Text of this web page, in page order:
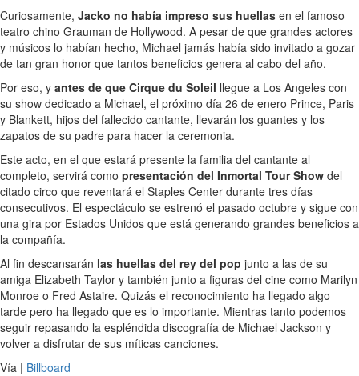
Curiosamente, Jacko no había impreso sus huellas en el famoso
teatro chino Grauman de Hollywood. A pesar de que grandes actores
y músicos lo habían hecho, Michael jamás había sido invitado a gozar
de tan gran honor que tantos beneficios genera al cabo del año.
Por eso, y antes de que Cirque du Soleil llegue a Los Angeles con
su show dedicado a Michael, el próximo día 26 de enero Prince, Paris
y Blankett, hijos del fallecido cantante, llevarán los guantes y los
zapatos de su padre para hacer la ceremonia.
Este acto, en el que estará presente la familia del cantante al
completo, servirá como presentación del Inmortal Tour Show del
citado circo que reventará el Staples Center durante tres días
consecutivos. El espectáculo se estrenó el pasado octubre y sigue con
una gira por Estados Unidos que está generando grandes beneficios a
la compañía.
Al fin descansarán las huellas del rey del pop junto a las de su
amiga Elizabeth Taylor y también junto a figuras del cine como Marilyn
Monroe o Fred Astaire. Quizás el reconocimiento ha llegado algo
tarde pero ha llegado que es lo importante. Mientras tanto podemos
seguir repasando la espléndida discografía de Michael Jackson y
volver a disfrutar de sus míticas canciones.
Vía | Billboard